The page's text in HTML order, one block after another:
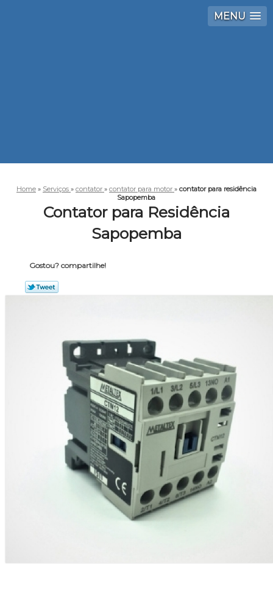
MENU
Home » Serviços » contator » contator para motor » contator para residência
Sapopemba
Contator para Residência
Sapopemba
Gostou? compartilhe!